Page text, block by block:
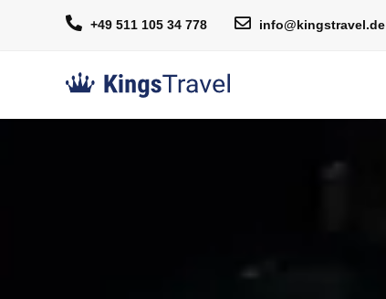
+49 511 105 34 778 info@kingstravel.de